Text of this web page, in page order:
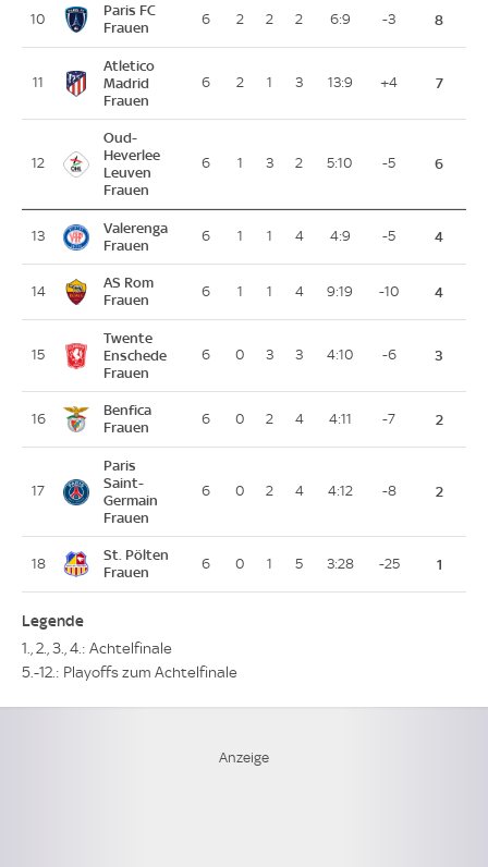
10
Paris FC
Frauen
6 2 2 2 6:9 -3 8
11
Atletico
Madrid
Frauen
6 2 1 3 13:9 +4 7
12
Oud-
Heverlee
Leuven
Frauen
6 1 3 2 5:10 -5 6
13
Valerenga
Frauen
6 1 1 4 4:9 -5 4
14
AS Rom
Frauen
6 1 1 4 9:19 -10 4
15
Twente
Enschede
Frauen
6 0 3 3 4:10 -6 3
16
Benfica
Frauen
6 0 2 4 4:11 -7 2
17
Paris
Saint-
Germain
Frauen
6 0 2 4 4:12 -8 2
18
St. Pölten
Frauen
6 0 1 5 3:28 -25 1
Legende
1., 2., 3., 4.: Achtelfinale
5.-12.: Playoffs zum Achtelfinale